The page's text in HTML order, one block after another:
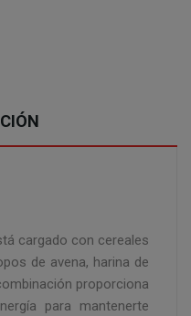
cargado con cereales
de avena, harina de
proporciona
para mantenerte